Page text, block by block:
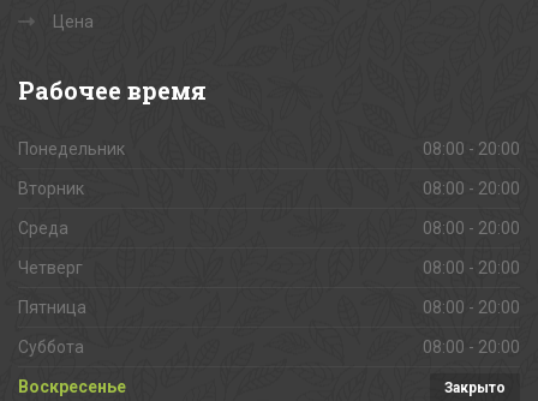
Цена
Рабочее время
Понедельник 08:00 - 20:00
Вторник 08:00 - 20:00
Среда 08:00 - 20:00
Четверг 08:00 - 20:00
Пятница 08:00 - 20:00
Суббота 08:00 - 20:00
Воскресенье Закрыто